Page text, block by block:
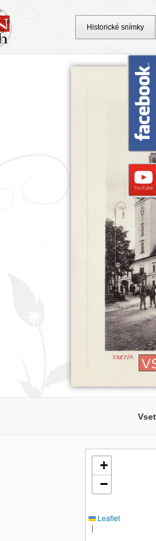
+
−
Leaflet
|
Historické snímky